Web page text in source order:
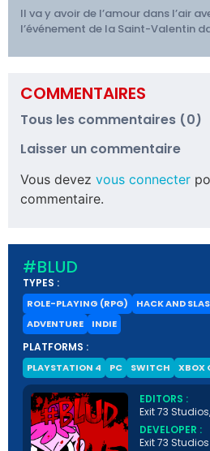
Il va y avoir de l’amour dans l’air
l’événement de la Saint-Valentin
COMMENTAIRES
Tous les commentaires (0)
Laisser un commentaire
Vous devez vous connecter
commentaire.
#BLUD
TYPES :
ROLE-PLAYING (RPG)
HACK AND
ADVENTURE
INDIE
PLATFORMS :
PLAYSTATION 4 PC SWITCH XBOX
EDITORS :
Exit 73
DEVELOPER :
Exit 73 Studios